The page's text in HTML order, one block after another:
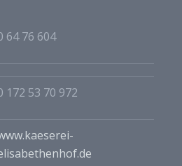
64 76 604
172 53 70 972